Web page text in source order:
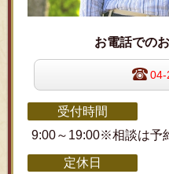
お電話での
04-
受付時間
9:00～19:00※相談は予
定休日